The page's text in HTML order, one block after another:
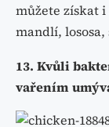
můžete získat
mandlí,
13. Kvůli
vařením